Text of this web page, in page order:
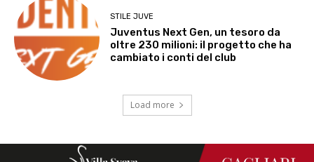
STILE JUVE
Juventus Next Gen, un tesoro da
oltre 230 milioni: il progetto che ha
cambiato i conti del club
Load more